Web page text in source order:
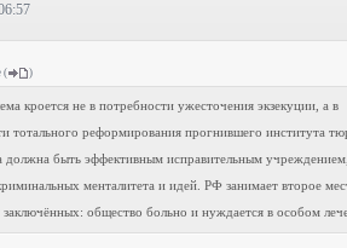
( )
кроется не в потребности ужесточения экзекуции, а в
тотального реформирования прогнившего института
должна быть эффективным исправительным
менталитета и идей. РФ занимает второе
заключённых: общество больно и нуждается в особом